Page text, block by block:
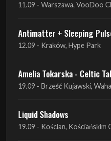
11.09 - Warszawa, VooDoo
Antimatter + Sleeping
12.09 - Kraków, Hype Park
Amelia Tokarska - Celtic
19.09 - Brześć Kujawski,
Liquid Shadows
19.09 - Kościan,